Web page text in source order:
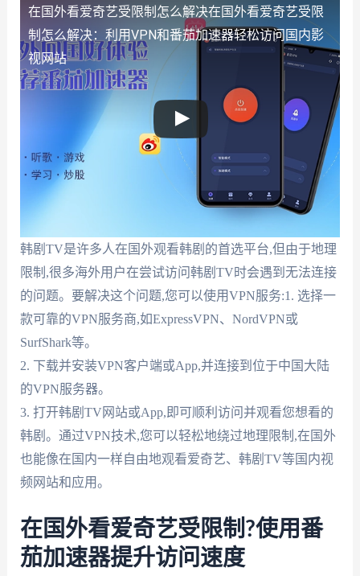
在国外看爱奇艺受限制怎么解决在国外看爱奇艺受限
制怎么解决：利用VPN和番茄加速器轻松访问国内影
视网站
韩剧TV是许多人在国外观看韩剧的首选平台,但由于地理
限制,很多海外用户在尝试访问韩剧TV时会遇到无法连接
的问题。要解决这个问题,您可以使用VPN服务:1. 选择一
款可靠的VPN服务商,如ExpressVPN、NordVPN或
SurfShark等。
2. 下载并安装VPN客户端或App,并连接到位于中国大陆
的VPN服务器。
3. 打开韩剧TV网站或App,即可顺利访问并观看您想看的
韩剧。通过VPN技术,您可以轻松地绕过地理限制,在国外
也能像在国内一样自由地观看爱奇艺、韩剧TV等国内视
频网站和应用。
在国外看爱奇艺受限制?使用番
茄加速器提升访问速度